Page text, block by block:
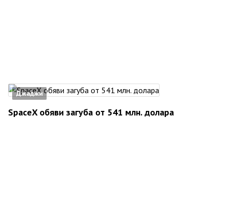
Джаджи
SpaceX обяви загуба от 541 млн. долара